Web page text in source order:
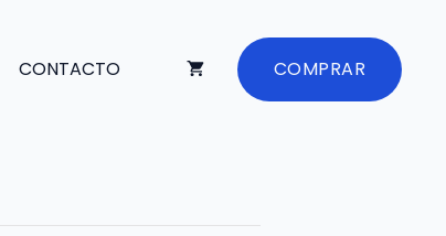
CONTACTO COMPRAR